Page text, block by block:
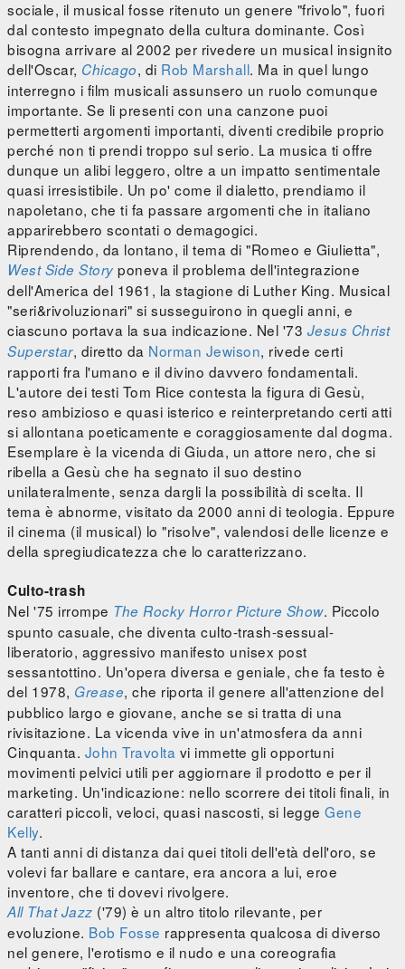
sociale, il musical fosse ritenuto un genere "frivolo", fuori
dal contesto impegnato della cultura dominante. Così
bisogna arrivare al 2002 per rivedere un musical insignito
dell'Oscar, Chicago, di Rob Marshall. Ma in quel lungo
interregno i film musicali assunsero un ruolo comunque
importante. Se li presenti con una canzone puoi
permetterti argomenti importanti, diventi credibile proprio
perché non ti prendi troppo sul serio. La musica ti offre
dunque un alibi leggero, oltre a un impatto sentimentale
quasi irresistibile. Un po' come il dialetto, prendiamo il
napoletano, che ti fa passare argomenti che in italiano
apparirebbero scontati o demagogici.
Riprendendo, da lontano, il tema di "Romeo e Giulietta",
West Side Story poneva il problema dell'integrazione
dell'America del 1961, la stagione di Luther King. Musical
"seri&rivoluzionari" si susseguirono in quegli anni, e
ciascuno portava la sua indicazione. Nel '73 Jesus Christ
Superstar, diretto da Norman Jewison, rivede certi
rapporti fra l'umano e il divino davvero fondamentali.
L'autore dei testi Tom Rice contesta la figura di Gesù,
reso ambizioso e quasi isterico e reinterpretando certi atti
si allontana poeticamente e coraggiosamente dal dogma.
Esemplare è la vicenda di Giuda, un attore nero, che si
ribella a Gesù che ha segnato il suo destino
unilateralmente, senza dargli la possibilità di scelta. Il
tema è abnorme, visitato da 2000 anni di teologia. Eppure
il cinema (il musical) lo "risolve", valendosi delle licenze e
della spregiudicatezza che lo caratterizzano.
Culto-trash
Nel '75 irrompe The Rocky Horror Picture Show. Piccolo
spunto casuale, che diventa culto-trash-sessual-
liberatorio, aggressivo manifesto unisex post
sessantottino. Un'opera diversa e geniale, che fa testo è
del 1978, Grease, che riporta il genere all'attenzione del
pubblico largo e giovane, anche se si tratta di una
rivisitazione. La vicenda vive in un'atmosfera da anni
Cinquanta. John Travolta vi immette gli opportuni
movimenti pelvici utili per aggiornare il prodotto e per il
marketing. Un'indicazione: nello scorrere dei titoli finali, in
caratteri piccoli, veloci, quasi nascosti, si legge Gene
Kelly.
A tanti anni di distanza dai quei titoli dell'età dell'oro, se
volevi far ballare e cantare, era ancora a lui, eroe
inventore, che ti dovevi rivolgere.
All That Jazz ('79) è un altro titolo rilevante, per
evoluzione. Bob Fosse rappresenta qualcosa di diverso
nel genere, l'erotismo e il nudo e una coreografia